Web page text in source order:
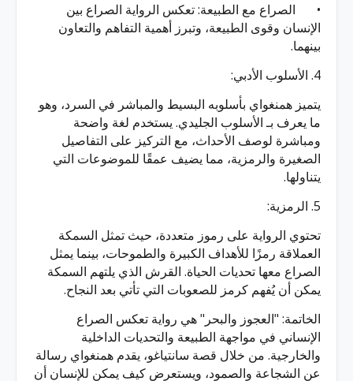
•
الصراع مع الطبيعة: تعكس الرواية الصراع بين
الإنسان وقوى الطبيعة، وتبرز أهمية التفاهم والتعاون
بينهما.
4. الأسلوب الأدبي:
يتميز همنغواي بأسلوبه البسيط والمباشر في السرد، وهو
ما يعرف بـ الأسلوب الجليدي. يستخدم لغة واضحة
ومباشرة لوصف الأحداث، مع التركيز على التفاصيل
الصغيرة والرمزية، مما يضيف عمقًا للموضوعات التي
يتناولها.
5. الرمزية:
تحتوي الرواية على رموز متعددة، حيث تمثل السمكة
العملاقة رمزًا للأهداف الكبيرة والطموحات، بينما يمثل
الصراع معها تحديات الحياة. القرش الذي يلتهم السمكة
يمكن أن يُفهم كرمز للصعوبات التي تأتي بعد النجاح.
الخاتمة: "العجوز والبحر" هي رواية تعكس الصراع
الإنساني في مواجهة الطبيعة والتحديات الداخلية
والخارجية. من خلال قصة سانتياغو، يقدم همنغواي رسالة
عن الشجاعة والصمود، ويستعرض كيف يمكن للإنسان أن